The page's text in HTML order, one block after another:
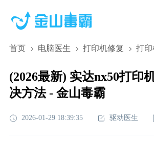
首页 电脑医生 打印机修复 打
(2026最新) 实达nx50打印
决方法 - 金山毒霸
2026-01-29 18:39:35 驱动医生